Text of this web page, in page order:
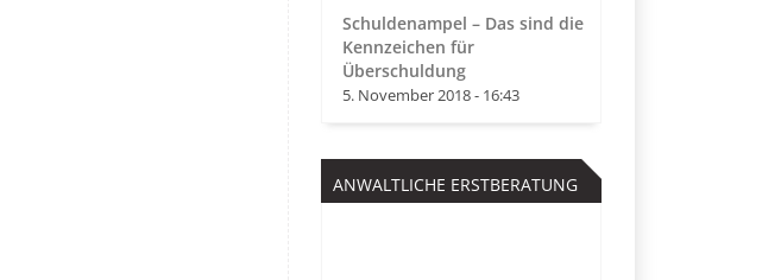
Schuldenampel – Das sind die
Kennzeichen für
Überschuldung
5. November 2018 - 16:43
ANWALTLICHE ERSTBERATUNG